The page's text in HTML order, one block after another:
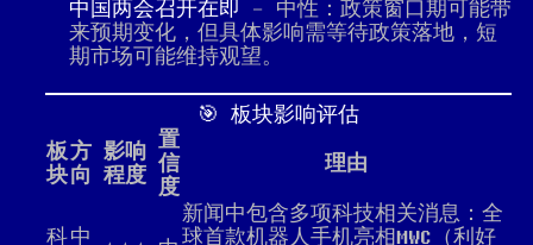
中国两会召开在即 - 中性：政策窗口期可能带
来预期变化，但具体影响需等待政策落地，短
期市场可能维持观望。
🎯 板块影响评估
板
块
方
向
影响
程度
置
信
度
理由
科中
新闻中包含多项科技相关消息：全
球首款机器人手机亮相MWC（利好